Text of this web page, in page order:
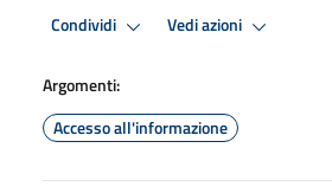
Condividi Vedi azioni
Argomenti:
Accesso all'informazione